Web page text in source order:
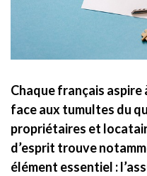
Chaque français aspire
face aux tumultes du
propriétaires et
d’esprit trouve
élément essentiel :